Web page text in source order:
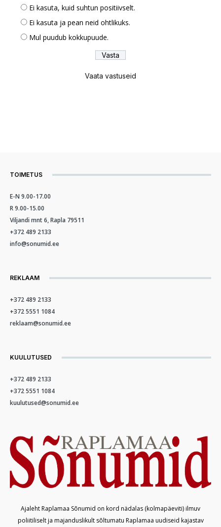
Ei kasuta, kuid suhtun positiivselt.
Ei kasuta ja pean neid ohtlikuks.
Mul puudub kokkupuude.
Vaata vastuseid
TOIMETUS
E-N 9.00-17.00
R 9.00-15.00
Viljandi mnt 6, Rapla 79511
+372 489 2133
info@sonumid.ee
REKLAAM
+372 489 2133
+372 5551 1084
reklaam@sonumid.ee
KUULUTUSED
+372 489 2133
+372 5551 1084
kuulutused@sonumid.ee
Ajaleht Raplamaa Sõnumid on kord nädalas (kolmapäeviti) ilmuv
poliitiliselt ja majanduslikult sõltumatu Raplamaa uudiseid kajastav